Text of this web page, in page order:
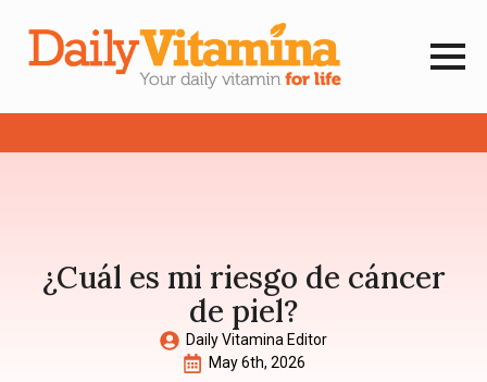
¿Cuál es mi riesgo de cáncer
de piel?
Daily Vitamina Editor
May 6th, 2026